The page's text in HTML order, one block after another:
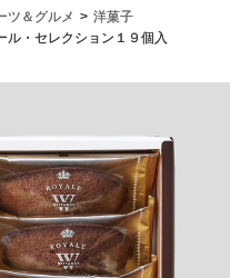
ツ＆グルメ
洋菓子
ル・セレクション１９個入